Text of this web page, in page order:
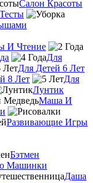
Салон Красоты
Тесты
И Чтение
Для
Для Детей 6 Лет
8 Лет
Для
Лунтик
Маша И
Развивающие Игры
Бэтмен
Машинки
Даша